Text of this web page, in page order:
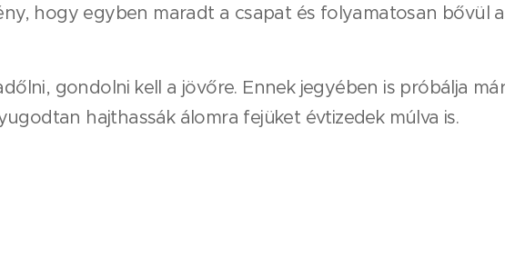
hogy egyben maradt a csapat és folyamatosan bővül
gondolni kell a jövőre. Ennek jegyében is próbálja
hajthassák álomra fejüket évtizedek múlva is.